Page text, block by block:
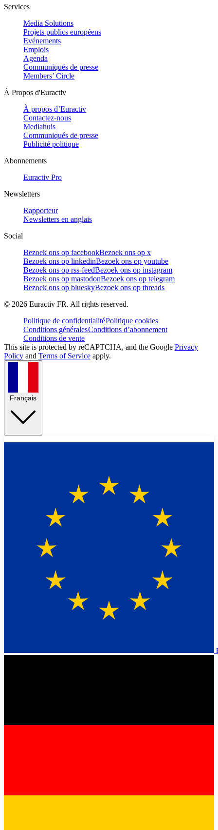
Services
Media Solutions
Projets publics européens
Evénements
Emplois
Agenda
Communiqués de presse
Members’ Circle
À Propos d'Euractiv
À propos d’Euractiv
Contactez-nous
Mediahuis
Communiqués de presse
Publicité politique
Abonnements
Euractiv Pro
Newsletters
Rapporteur
Newsletters en anglais
Social
Bezoek ons op facebookBezoek ons op x
Bezoek ons op linkedinBezoek ons op youtube
Bezoek ons op rss-feedBezoek ons op instagram
Bezoek ons op mastodonBezoek ons op telegram
Bezoek ons op blueskyBezoek ons op threads
© 2026 Euractiv FR. All rights reserved.
Politique de confidentialitéPolitique cookies
Conditions généralesConditions d’abonnement
Conditions de vente
This site is protected by reCAPTCHA, and the Google Privacy
Policy and Terms of Service apply.
Français